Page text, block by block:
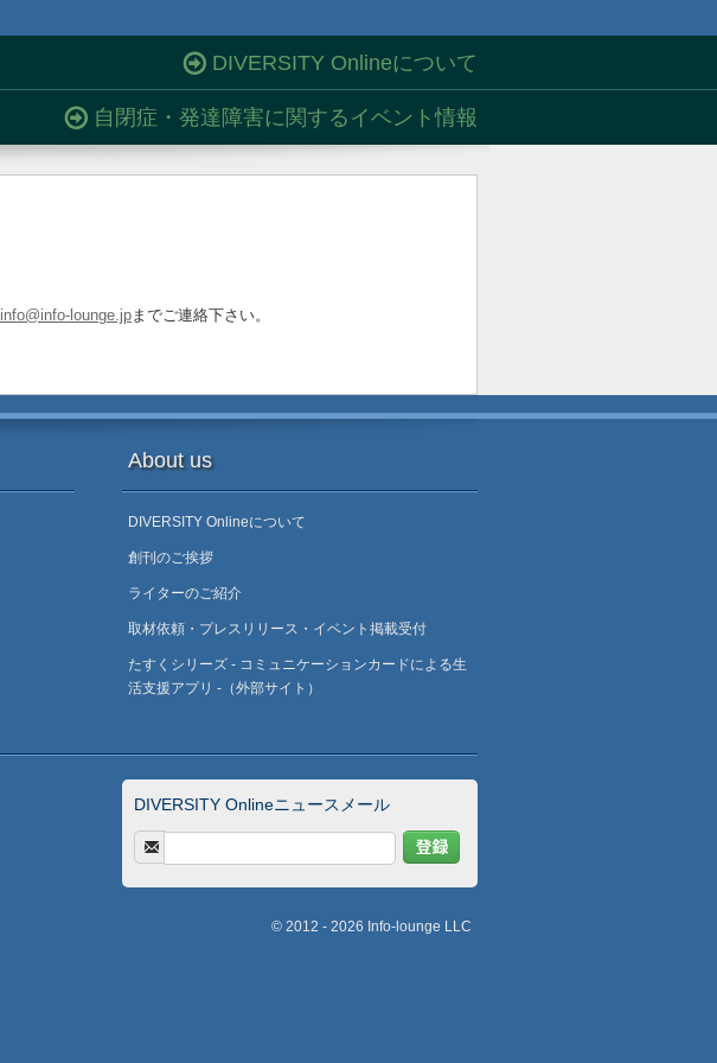
DIVERSITY Onlineについて
自閉症・発達障害に関するイベント情報
info@info-lounge.jpまでご連絡下さい。
About us
DIVERSITY Onlineについて
創刊のご挨拶
ライターのご紹介
取材依頼・プレスリリース・イベント掲載受付
たすくシリーズ - コミュニケーションカードによる生
活支援アプリ -（外部サイト）
DIVERSITY Onlineニュースメール
© 2012 - 2026 Info-lounge LLC